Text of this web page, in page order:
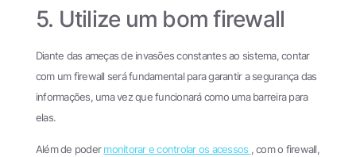
5. Utilize um bom firewall
Diante das ameças de invasões constantes ao sistema, contar
com um firewall será fundamental para garantir a segurança das
informações, uma vez que funcionará como uma barreira para
elas.
Além de podermonitorar e controlar os acessos , com o firewall,